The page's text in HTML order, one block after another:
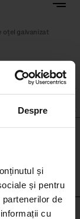
Despre
și
și pentru
de
cu
oțel galvanizat